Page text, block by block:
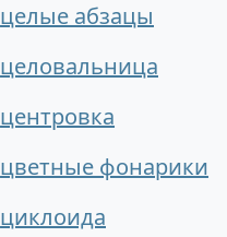
целые абзацы
целовальница
центровка
цветные фонарики
циклоида